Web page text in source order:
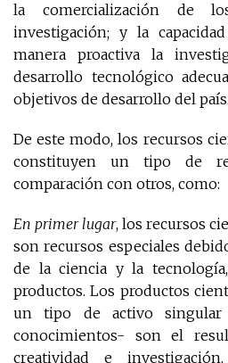
la comercialización de
investigación; y la
manera proactiva la
desarrollo tecnológico
objetivos de desarrollo del país.
De este modo, los recursos
constituyen un tipo de
comparación con otros, como:
En primer lugar, los recursos
son recursos especiales
de la ciencia y la
productos. Los productos
un tipo de activo singular
conocimientos- son el
creatividad e